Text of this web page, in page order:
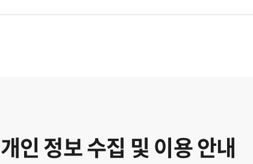
개인 정보 수집 및 이용 안내